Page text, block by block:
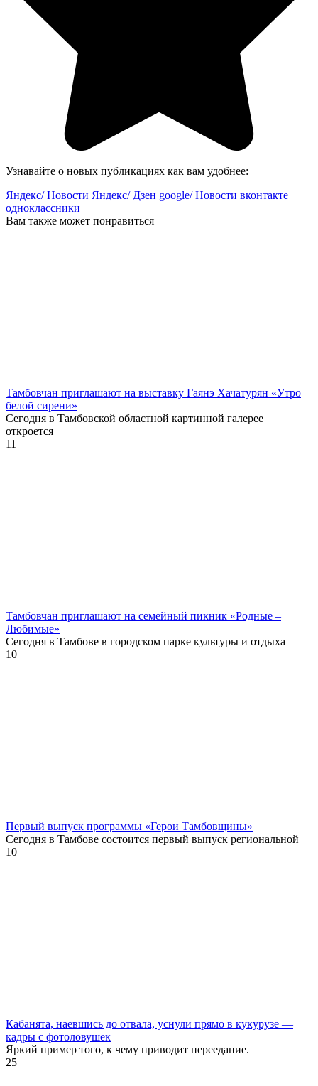
Узнавайте о новых публикациях как вам удобнее:
Яндекс/ Новости Яндекс/ Дзен google/ Новости вконтакте
одноклассники
Вам также может понравиться
Тамбовчан приглашают на выставку Гаянэ Хачатурян «Утро
белой сирени»
Сегодня в Тамбовской областной картинной галерее
откроется
11
Тамбовчан приглашают на семейный пикник «Родные –
Любимые»
Сегодня в Тамбове в городском парке культуры и отдыха
10
Первый выпуск программы «Герои Тамбовщины»
Сегодня в Тамбове состоится первый выпуск региональной
10
Кабанята, наевшись до отвала, уснули прямо в кукурузе —
кадры с фотоловушек
Яркий пример того, к чему приводит переедание.
25